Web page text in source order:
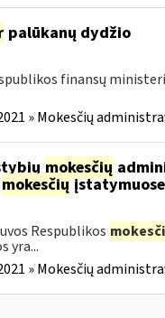
palūkanų dydžio
finansų
» Mokesčių
mokesčių
mokesčių
Respublikos
yra...
» Mokesčių